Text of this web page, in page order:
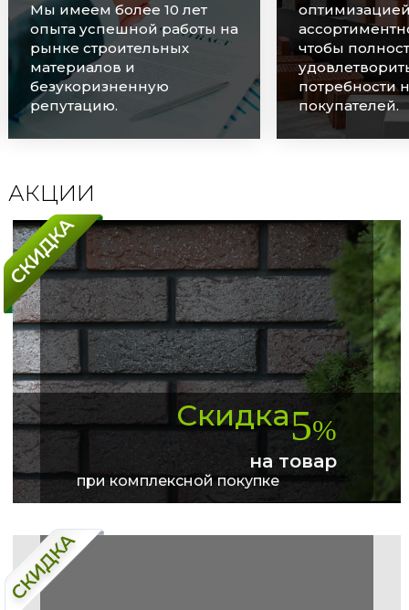
оптимизацией
ассортиментного ряда,
чтобы полностью
удовлетворить
потребности наших
покупателей.
Мы очень
наших
оперативно
каждую
соблюдаем
поставок.
АКЦИИ
Скидка5%
на товар
при комплексной покупке